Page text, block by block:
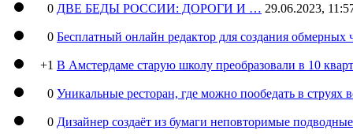
0 ДВЕ БЕДЫ РОССИИ: ДОРОГИ И … 29.06.2023,
0 Бесплатный онлайн редактор для создания обмерных
+1 В Амстердаме старую школу преобразовали в 10
0 Уникальные ресторан, где можно пообедать в струях
0 Дизайнер создаёт из бумаги неповторимые